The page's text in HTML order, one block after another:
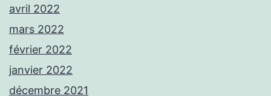
avril 2022
mars 2022
février 2022
janvier 2022
décembre 2021